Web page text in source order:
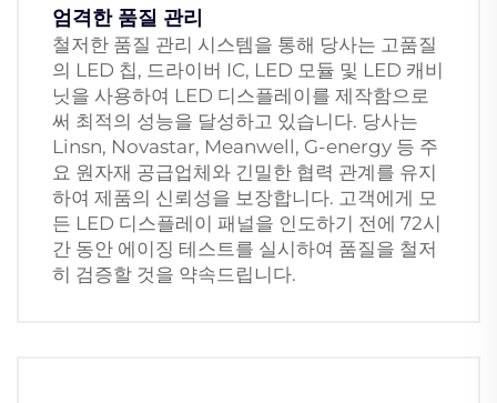
엄격한 품질 관리
철저한 품질 관리 시스템을 통해 당사는 고품질
의 LED 칩, 드라이버 IC, LED 모듈 및 LED 캐비
닛을 사용하여 LED 디스플레이를 제작함으로
써 최적의 성능을 달성하고 있습니다. 당사는
Linsn, Novastar, Meanwell, G-energy 등 주
요 원자재 공급업체와 긴밀한 협력 관계를 유지
하여 제품의 신뢰성을 보장합니다. 고객에게 모
든 LED 디스플레이 패널을 인도하기 전에 72시
간 동안 에이징 테스트를 실시하여 품질을 철저
히 검증할 것을 약속드립니다.